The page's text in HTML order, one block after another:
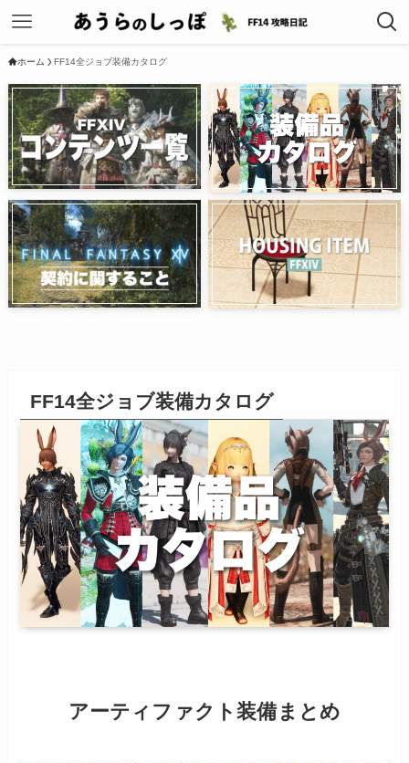
ホーム FF14全ジョブ装備カタログ
FF14全ジョブ装備カタログ
アーティファクト装備まとめ